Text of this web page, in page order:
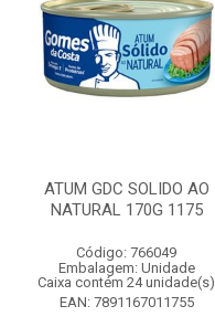
ATUM GDC SOLIDO AO
NATURAL 170G 1175
Código: 766049
Embalagem: Unidade
Caixa contém 24 unidade(s)
EAN: 7891167011755